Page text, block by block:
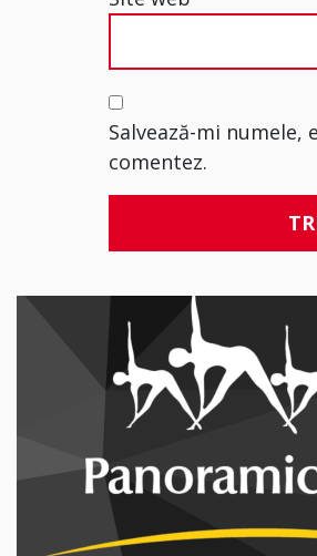
Salvează-mi
comentez.